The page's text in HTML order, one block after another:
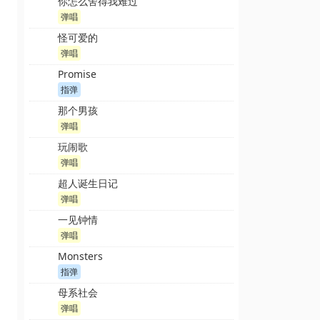
弹唱
怪可爱的
弹唱
Promise
指弹
那个男孩
弹唱
玩闹歌
弹唱
超人诞生日记
弹唱
一见钟情
弹唱
Monsters
指弹
母系社会
弹唱